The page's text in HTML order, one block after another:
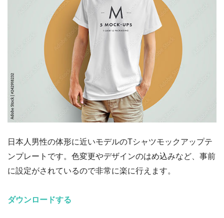
日本人男性の体形に近いモデルのTシャツモックアップテ
ンプレートです。色変更やデザインのはめ込みなど、事前
に設定がされているので非常に楽に行えます。
ダウンロードする